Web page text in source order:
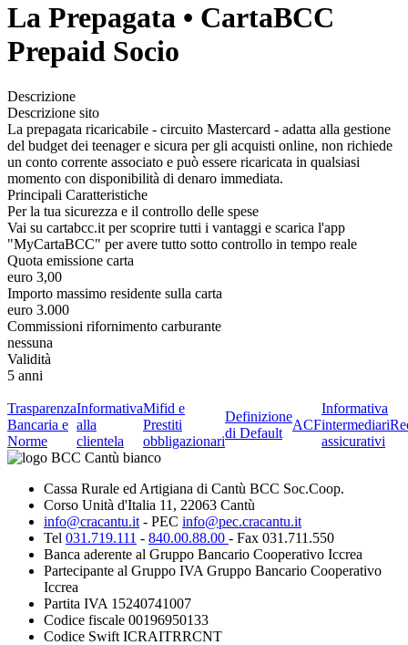
La Prepagata • CartaBCC
Prepaid Socio
Descrizione
Descrizione sito
La prepagata ricaricabile - circuito Mastercard - adatta alla gestione
del budget dei teenager e sicura per gli acquisti online, non richiede
un conto corrente associato e può essere ricaricata in qualsiasi
momento con disponibilità di denaro immediata.
Principali Caratteristiche
Per la tua sicurezza e il controllo delle spese
Vai su cartabcc.it per scoprire tutti i vantaggi e scarica l'app
"MyCartaBCC" per avere tutto sotto controllo in tempo reale
Quota emissione carta
euro 3,00
Importo massimo residente sulla carta
euro 3.000
Commissioni rifornimento carburante
nessuna
Validità
5 anni
Trasparenza
Bancaria e
Norme
Informativa
alla
clientela
Mifid e
Prestiti
obbligazionari
Definizione
di Default
ACF
Informativa
intermediari
assicurativi
Cassa Rurale ed Artigiana di Cantù BCC Soc.Coop.
Corso Unità d'Italia 11, 22063 Cantù
info@cracantu.it - PEC info@pec.cracantu.it
Tel 031.719.111 - 840.00.88.00 - Fax 031.711.550
Banca aderente al Gruppo Bancario Cooperativo Iccrea
Partecipante al Gruppo IVA Gruppo Bancario Cooperativo
Iccrea
Partita IVA 15240741007
Codice fiscale 00196950133
Codice Swift ICRAITRRCNT